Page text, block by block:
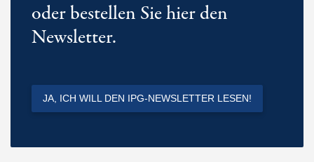
oder bestellen Sie hier den
Newsletter.
JA, ICH WILL DEN IPG-NEWSLETTER LESEN!